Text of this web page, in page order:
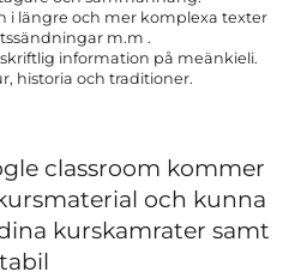
i längre och mer komplexa texter
m.m .
information på meänkieli.
historia och traditioner.
classroom kommer
och kunna
kurskamrater samt